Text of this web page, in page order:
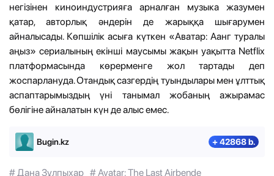
негізінен киноиндустрияға арналған музыка жазумен
қатар, авторлық әндерін де жарыққа шығарумен
айналысады. Көпшілік асыға күткен «Аватар: Аанг туралы
аңыз» сериалының екінші маусымы жақын уақытта Netflix
платформасында көрерменге жол тартады деп
жоспарлануда. Отандық сазгердің туындылары мен ұлттық
аспаптарымыздың үні танымал жобаның ажырамас
бөлігіне айналатын күн де алыс емес.
Bugin.kz + 42868 b.
# Дана Зұлпыхар # Avatar: The Last Airbende